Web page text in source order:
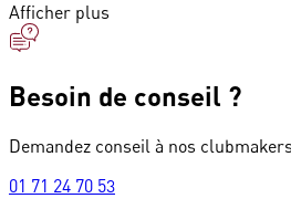
Afficher plus
Besoin de conseil ?
Demandez conseil à nos
01 71 24 70 53